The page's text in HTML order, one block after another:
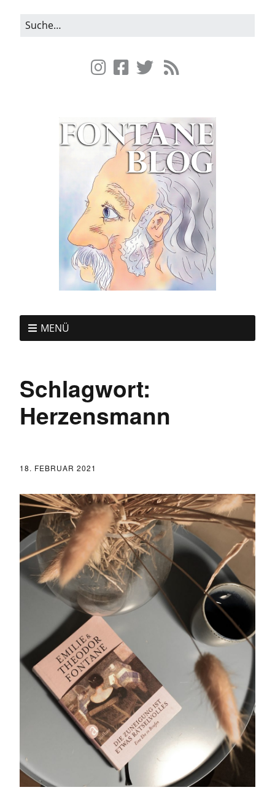
MENÜ
Schlagwort:
Herzensmann
18. FEBRUAR 2021